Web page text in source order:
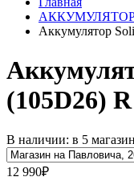
Аккумулятор
(105D26)
В наличии: в 5
12 990₽